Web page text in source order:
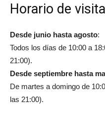
Horario de visita
Desde junio hasta agosto:
Todos los días de 10:00 a
21:00).
Desde septiembre hasta
De martes a domingo de
las 21:00).